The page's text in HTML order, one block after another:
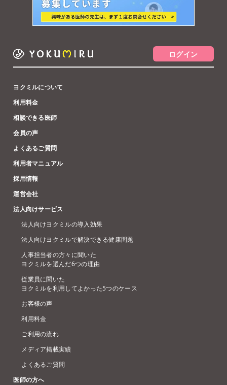
ログイン
ヨクミルについて
利用料金
相談できる医師
会員の声
よくあるご質問
利用者マニュアル
採用情報
運営会社
法人向けサービス
法人向けヨクミルの導入効果
法人向けヨクミルで解決できる健康問題
人事担当者の方々に聞いた
ヨクミルを選んだ6つの理由
従業員に聞いた
ヨクミルを利用してよかった5つのケース
お客様の声
利用料金
ご利用の流れ
メディア掲載実績
よくあるご質問
医師の方へ